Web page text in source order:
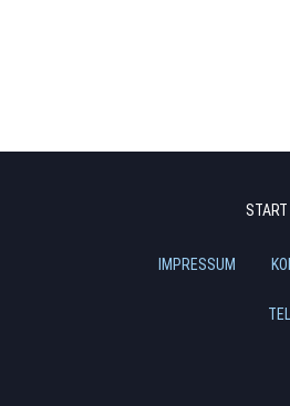
START
IMPRESSUM